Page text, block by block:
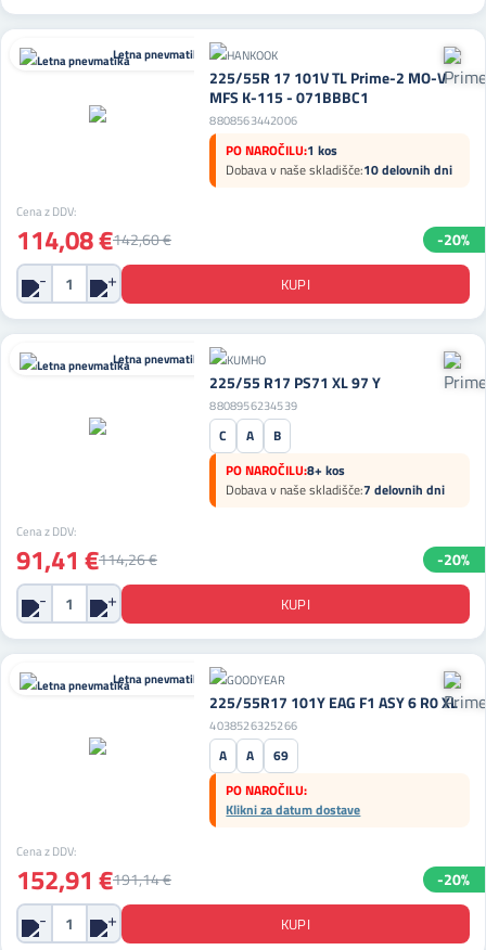
Letna pnevmatika
225/55R 17 101V TL Prime-2 MO-V
MFS K-115 - 071BBBC1
8808563442006
PO NAROČILU:1 kos
Dobava v naše skladišče:10 delovnih dni
Cena z DDV:
114,08 €142,60 € -20%
Letna pnevmatika
225/55 R17 PS71 XL 97 Y
8808956234539
C A
B
PO NAROČILU:8+ kos
Dobava v naše skladišče:7 delovnih dni
Cena z DDV:
91,41 €114,26 € -20%
Letna pnevmatika
225/55R17 101Y EAG F1 ASY 6 R0 XL
4038526325266
A A
69
PO NAROČILU:
Klikni za datum dostave
Cena z DDV:
152,91 €191,14 € -20%